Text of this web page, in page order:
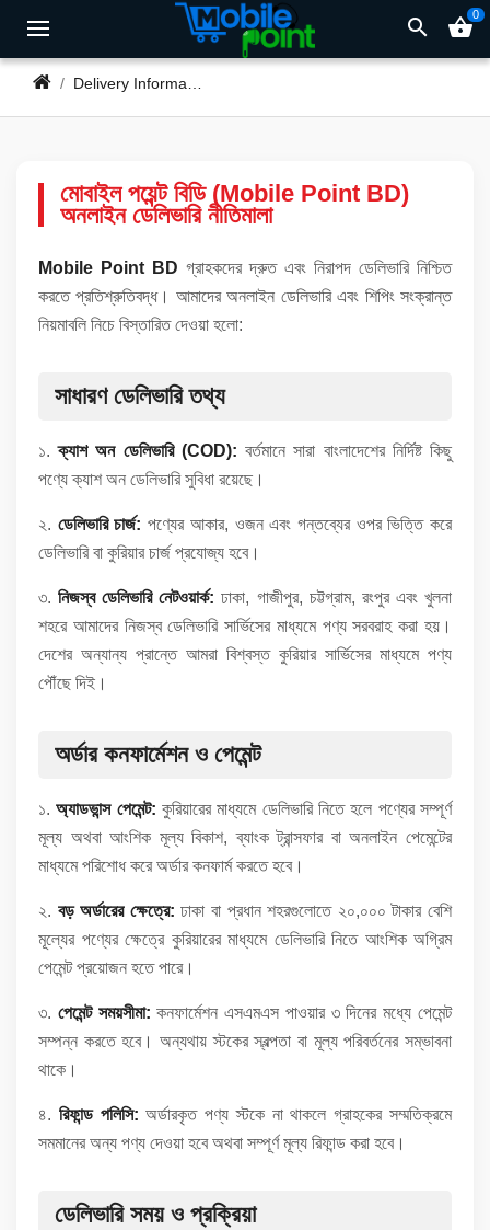
search shopping_basket0
Delivery Information
মোবাইল পয়েন্ট বিডি (Mobile Point BD)
অনলাইন ডেলিভারি নীতিমালা
Mobile Point BD গ্রাহকদের দ্রুত এবং নিরাপদ ডেলিভারি নিশ্চিত
করতে প্রতিশ্রুতিবদ্ধ। আমাদের অনলাইন ডেলিভারি এবং শিপিং সংক্রান্ত
নিয়মাবলি নিচে বিস্তারিত দেওয়া হলো:
সাধারণ ডেলিভারি তথ্য
১.ক্যাশ অন ডেলিভারি (COD): বর্তমানে সারা বাংলাদেশের নির্দিষ্ট কিছু
পণ্যে ক্যাশ অন ডেলিভারি সুবিধা রয়েছে।
২. ডেলিভারি চার্জ: পণ্যের আকার, ওজন এবং গন্তব্যের ওপর ভিত্তি করে
ডেলিভারি বা কুরিয়ার চার্জ প্রযোজ্য হবে।
৩.নিজস্ব ডেলিভারি নেটওয়ার্ক: ঢাকা, গাজীপুর, চট্টগ্রাম, রংপুর এবং খুলনা
শহরে আমাদের নিজস্ব ডেলিভারি সার্ভিসের মাধ্যমে পণ্য সরবরাহ করা হয়।
দেশের অন্যান্য প্রান্তে আমরা বিশ্বস্ত কুরিয়ার সার্ভিসের মাধ্যমে পণ্য
পৌঁছে দিই।
অর্ডার কনফার্মেশন ও পেমেন্ট
১.অ্যাডভান্স পেমেন্ট: কুরিয়ারের মাধ্যমে ডেলিভারি নিতে হলে পণ্যের সম্পূর্ণ
মূল্য অথবা আংশিক মূল্য বিকাশ, ব্যাংক ট্রান্সফার বা অনলাইন পেমেন্টের
মাধ্যমে পরিশোধ করে অর্ডার কনফার্ম করতে হবে।
২. বড় অর্ডারের ক্ষেত্রে: ঢাকা বা প্রধান শহরগুলোতে ২০,০০০ টাকার বেশি
মূল্যের পণ্যের ক্ষেত্রে কুরিয়ারের মাধ্যমে ডেলিভারি নিতে আংশিক অগ্রিম
পেমেন্ট প্রয়োজন হতে পারে।
৩. পেমেন্ট সময়সীমা: কনফার্মেশন এসএমএস পাওয়ার ৩ দিনের মধ্যে পেমেন্ট
সম্পন্ন করতে হবে। অন্যথায় স্টকের স্বল্পতা বা মূল্য পরিবর্তনের সম্ভাবনা
থাকে।
৪. রিফান্ড পলিসি: অর্ডারকৃত পণ্য স্টকে না থাকলে গ্রাহকের সম্মতিক্রমে
সমমানের অন্য পণ্য দেওয়া হবে অথবা সম্পূর্ণ মূল্য রিফান্ড করা হবে।
ডেলিভারি সময় ও প্রক্রিয়া